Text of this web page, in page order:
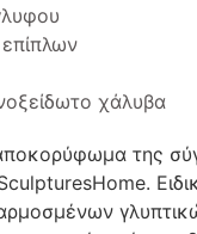
χάλυβα
της